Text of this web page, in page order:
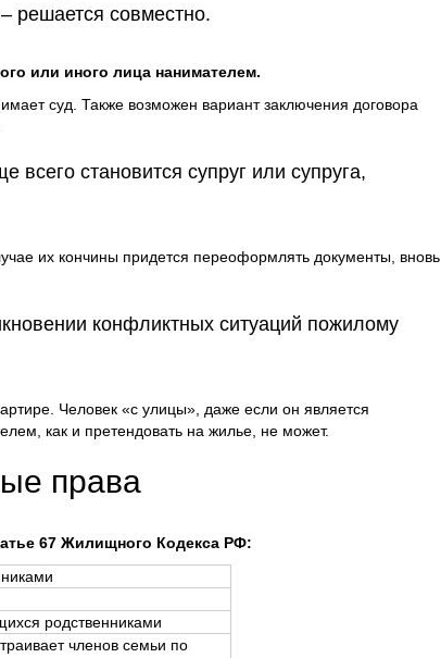
решается совместно.
или иного лица нанимателем.
суд. Также возможен вариант заключения договора
становится супруг или супруга,
их кончины придется переоформлять документы, вновь
конфликтных ситуаций пожилому
Человек «с улицы», даже если он является
как и претендовать на жилье, не может.
права
67 Жилищного Кодекса РФ:
родственниками
членов семьи по